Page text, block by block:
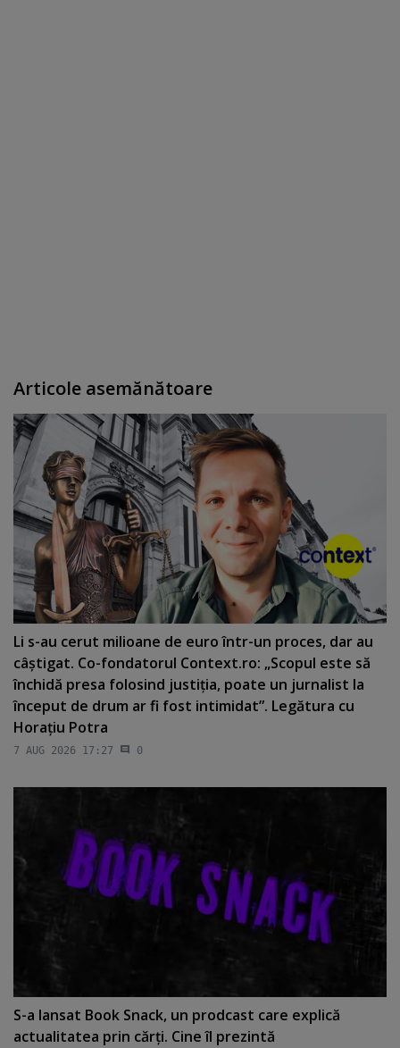
Articole asemănătoare
Li s-au cerut milioane de euro într-un proces, dar au
câştigat. Co-fondatorul Context.ro: „Scopul este să
închidă presa folosind justiţia, poate un jurnalist la
început de drum ar fi fost intimidat”. Legătura cu
Horaţiu Potra
7 AUG 2026 17:27 0
S-a lansat Book Snack, un prodcast care explică
actualitatea prin cărţi. Cine îl prezintă